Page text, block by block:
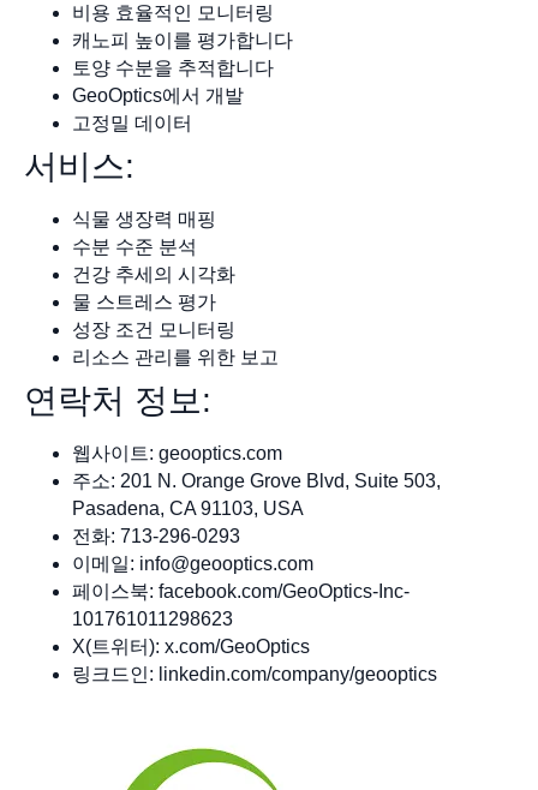
비용 효율적인 모니터링
캐노피 높이를 평가합니다
토양 수분을 추적합니다
GeoOptics에서 개발
고정밀 데이터
서비스:
식물 생장력 매핑
수분 수준 분석
건강 추세의 시각화
물 스트레스 평가
성장 조건 모니터링
리소스 관리를 위한 보고
연락처 정보:
웹사이트: geooptics.com
주소: 201 N. Orange Grove Blvd, Suite 503,
Pasadena, CA 91103, USA
전화: 713-296-0293
이메일: info@geooptics.com
페이스북: facebook.com/GeoOptics-Inc-
101761011298623
X(트위터): x.com/GeoOptics
링크드인: linkedin.com/company/geooptics